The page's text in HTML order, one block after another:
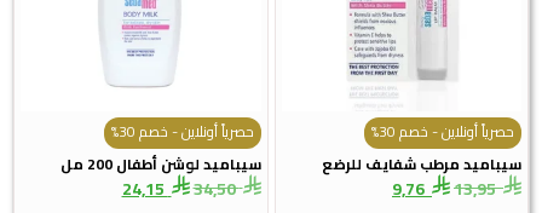
حصرياً أونلاين - خصم 30%
سيباميد مرطب شفايف للرضع
13,95
9,76
حصرياً أونلاين - خصم 30%
سيباميد لوشن أطفال 200 مل
34,50
24,15